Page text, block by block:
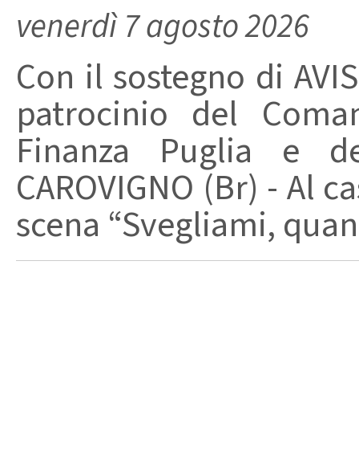
venerdì 7 agosto 2026
Con il sostegno di
patrocinio del
Finanza Puglia e
CAROVIGNO (Br) - Al
scena “Svegliami,